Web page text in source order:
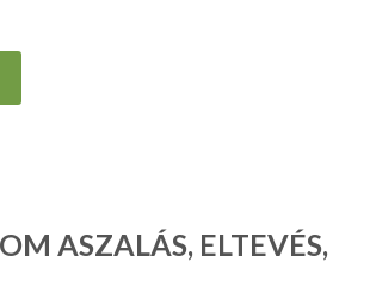
ASZALÁS, ELTEVÉS,